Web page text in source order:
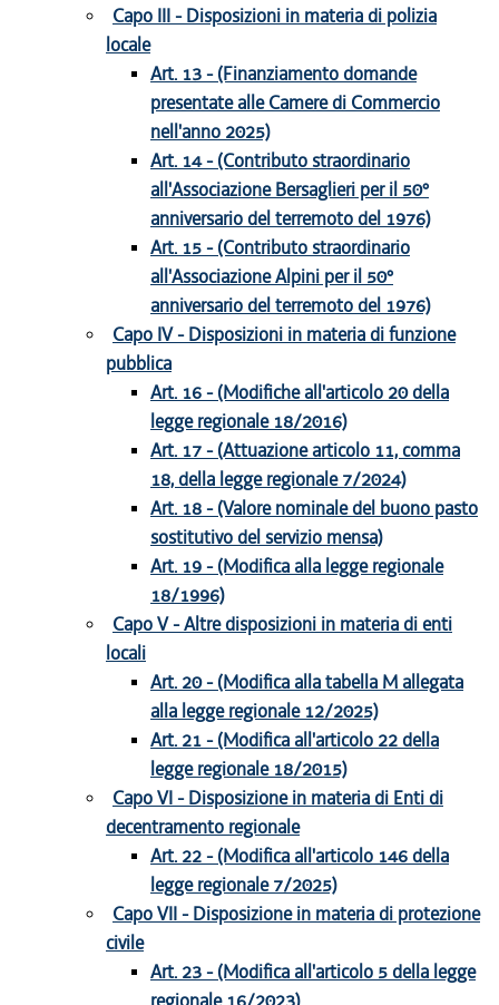
Capo III - Disposizioni in materia di polizia
locale
Art. 13 - (Finanziamento domande
presentate alle Camere di Commercio
nell'anno 2025)
Art. 14 - (Contributo straordinario
all'Associazione Bersaglieri per il 50°
anniversario del terremoto del 1976)
Art. 15 - (Contributo straordinario
all'Associazione Alpini per il 50°
anniversario del terremoto del 1976)
Capo IV - Disposizioni in materia di funzione
pubblica
Art. 16 - (Modifiche all'articolo 20 della
legge regionale 18/2016)
Art. 17 - (Attuazione articolo 11, comma
18, della legge regionale 7/2024)
Art. 18 - (Valore nominale del buono pasto
sostitutivo del servizio mensa)
Art. 19 - (Modifica alla legge regionale
18/1996)
Capo V - Altre disposizioni in materia di enti
locali
Art. 20 - (Modifica alla tabella M allegata
alla legge regionale 12/2025)
Art. 21 - (Modifica all'articolo 22 della
legge regionale 18/2015)
Capo VI - Disposizione in materia di Enti di
decentramento regionale
Art. 22 - (Modifica all'articolo 146 della
legge regionale 7/2025)
Capo VII - Disposizione in materia di protezione
civile
Art. 23 - (Modifica all'articolo 5 della legge